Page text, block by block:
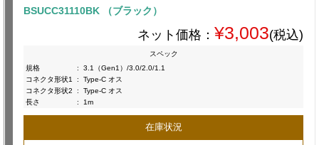
BSUCC31110BK （ブラック）
ネット価格： ¥3,003(税込)
スペック
規格
:
3.1（Gen1）/3.0/2.0/1.1
コネクタ形状1
:
Type-C オス
コネクタ形状2
:
Type-C オス
長さ
: 1m
在庫状況